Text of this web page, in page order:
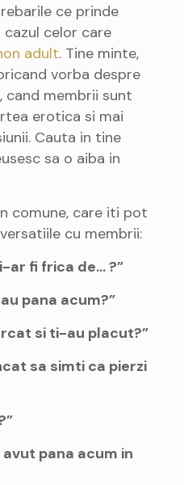
ce prinde
celor care
adult. Tine minte,
vorba despre
cand membrii sunt
erotica si mai
Cauta in tine
sa o aiba in
comune, care iti pot
cu membrii:
ar fi frica de… ?”
pana acum?”
si ti-au placut?”
sa simti ca pierzi
pana acum in